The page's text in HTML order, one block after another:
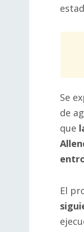
Se
de
que
El